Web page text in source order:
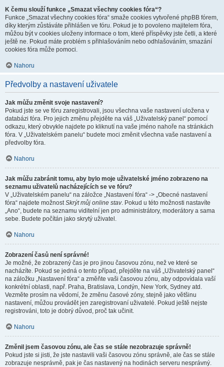
K čemu slouží funkce „Smazat všechny cookies fóra“?
Funkce „Smazat všechny cookies fóra“ smaže cookies vytvořené phpBB fórem,
díky kterým zůstáváte přihlášen ve fóru. Pokud je to povoleno majitelem fóra,
můžou být v cookies uloženy informace o tom, které příspěvky jste četli, a které
ještě ne. Pokud máte problém s přihlašováním nebo odhlašováním, smazání
cookies fóra může pomoci.
Nahoru
Předvolby a nastavení uživatele
Jak můžu změnit svoje nastavení?
Pokud jste se ve fóru zaregistrovali, jsou všechna vaše nastavení uložena v
databázi fóra. Pro jejich změnu přejděte na váš „Uživatelský panel“ pomocí
odkazu, který obvykle najdete po kliknutí na vaše jméno nahoře na stránkách
fóra. V „Uživatelském panelu“ budete moci změnit všechna vaše nastavení a
předvolby fóra.
Nahoru
Jak můžu zabránit tomu, aby bylo moje uživatelské jméno zobrazeno na
seznamu uživatelů nacházejících se ve fóru?
V „Uživatelském panelu“ na záložce „Nastavení fóra“ -> „Obecné nastavení
fóra“ najdete možnostSkrýt můj online stav. Pokud u této možnosti nastavíte
„Ano“, budete na seznamu viditelní jen pro administrátory, moderátory a sama
sebe. Budete počítán jako skrytý uživatel.
Nahoru
Zobrazení časů není správné!
Je možné, že zobrazený čas je pro jinou časovou zónu, než ve které se
nacházíte. Pokud se jedná o tento případ, přejděte na váš „Uživatelský panel“
na záložku „Nastavení fóra“ a změňte vaši časovou zónu, aby odpovídala vaší
konkrétní oblasti, např. Praha, Bratislava, Londýn, New York, Sydney atd.
Vezměte prosím na vědomí, že změnu časové zóny, stejně jako většinu
nastavení, můžou provádět jen zaregistrovaní uživatelé. Pokud ještě nejste
registrováni, toto je dobrý důvod, proč tak učinit.
Nahoru
Změnil jsem časovou zónu, ale čas se stále nezobrazuje správně!
Pokud jste si jisti, že jste nastavili vaši časovou zónu správně, ale čas se stále
zobrazuje nesprávně, pak je čas nastavený na hodinách serveru nesprávný.